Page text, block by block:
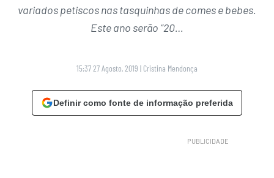
variados petiscos nas tasquinhas de comes e bebes.
Este ano serão “20…
15:37 27 Agosto, 2019 | Cristina Mendonça
Definir como fonte de informação preferida